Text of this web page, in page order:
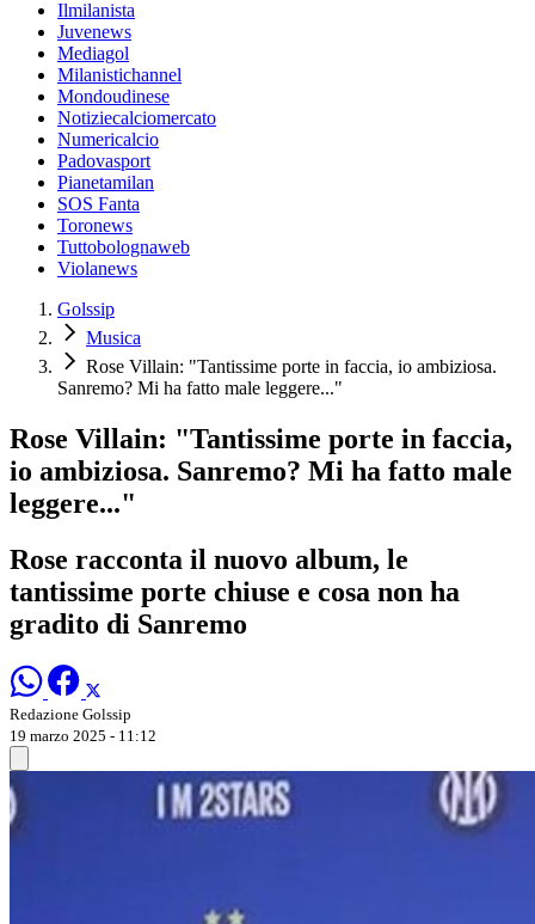
Ilmilanista
Juvenews
Mediagol
Milanistichannel
Mondoudinese
Notiziecalciomercato
Numericalcio
Padovasport
Pianetamilan
SOS Fanta
Toronews
Tuttobolognaweb
Violanews
Golssip
Musica
Rose Villain: "Tantissime porte in faccia, io ambiziosa.
Sanremo? Mi ha fatto male leggere..."
Rose Villain: "Tantissime porte in faccia,
io ambiziosa. Sanremo? Mi ha fatto male
leggere..."
Rose racconta il nuovo album, le
tantissime porte chiuse e cosa non ha
gradito di Sanremo
Redazione Golssip
19 marzo 2025 - 11:12